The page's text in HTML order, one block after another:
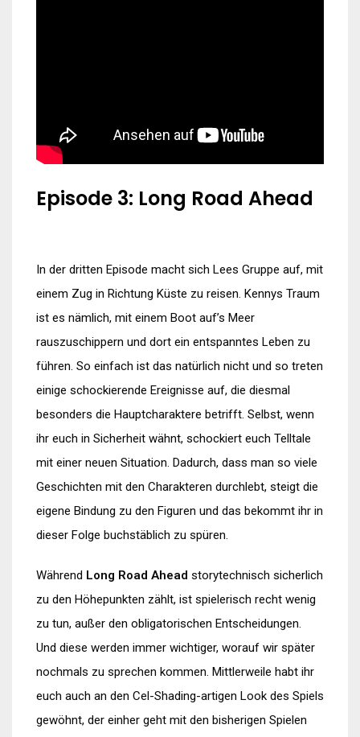
Episode 3: Long Road Ahead
In der dritten Episode macht sich Lees Gruppe auf, mit
einem Zug in Richtung Küste zu reisen. Kennys Traum
ist es nämlich, mit einem Boot auf’s Meer
rauszuschippern und dort ein entspanntes Leben zu
führen. So einfach ist das natürlich nicht und so treten
einige schockierende Ereignisse auf, die diesmal
besonders die Hauptcharaktere betrifft. Selbst, wenn
ihr euch in Sicherheit wähnt, schockiert euch Telltale
mit einer neuen Situation. Dadurch, dass man so viele
Geschichten mit den Charakteren durchlebt, steigt die
eigene Bindung zu den Figuren und das bekommt ihr in
dieser Folge buchstäblich zu spüren.
Während Long Road Ahead storytechnisch sicherlich
zu den Höhepunkten zählt, ist spielerisch recht wenig
zu tun, außer den obligatorischen Entscheidungen.
Und diese werden immer wichtiger, worauf wir später
nochmals zu sprechen kommen. Mittlerweile habt ihr
euch auch an den Cel-Shading-artigen Look des Spiels
gewöhnt, der einher geht mit den bisherigen Spielen